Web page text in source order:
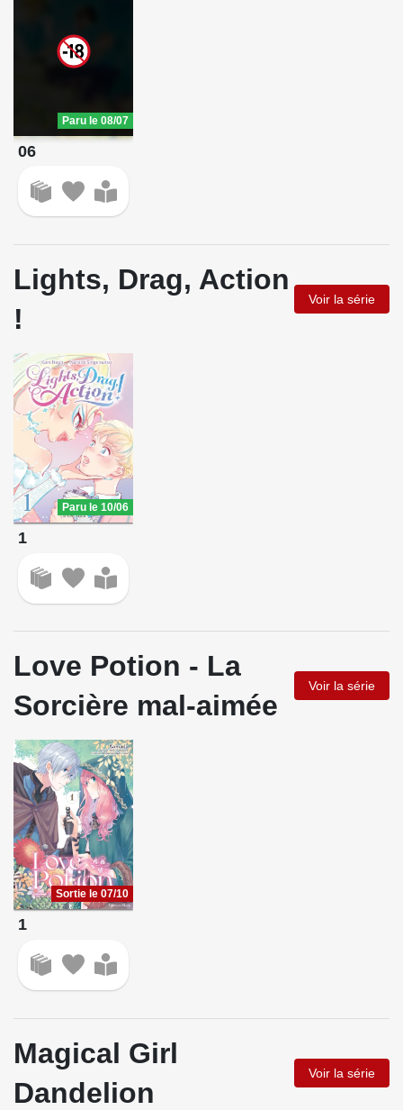
Paru le 08/07
06
Lights, Drag, Action
!
Voir la série
Paru le 10/06
1
Love Potion - La
Sorcière mal-aimée
Voir la série
Sortie le 07/10
1
Magical Girl
Dandelion
Voir la série